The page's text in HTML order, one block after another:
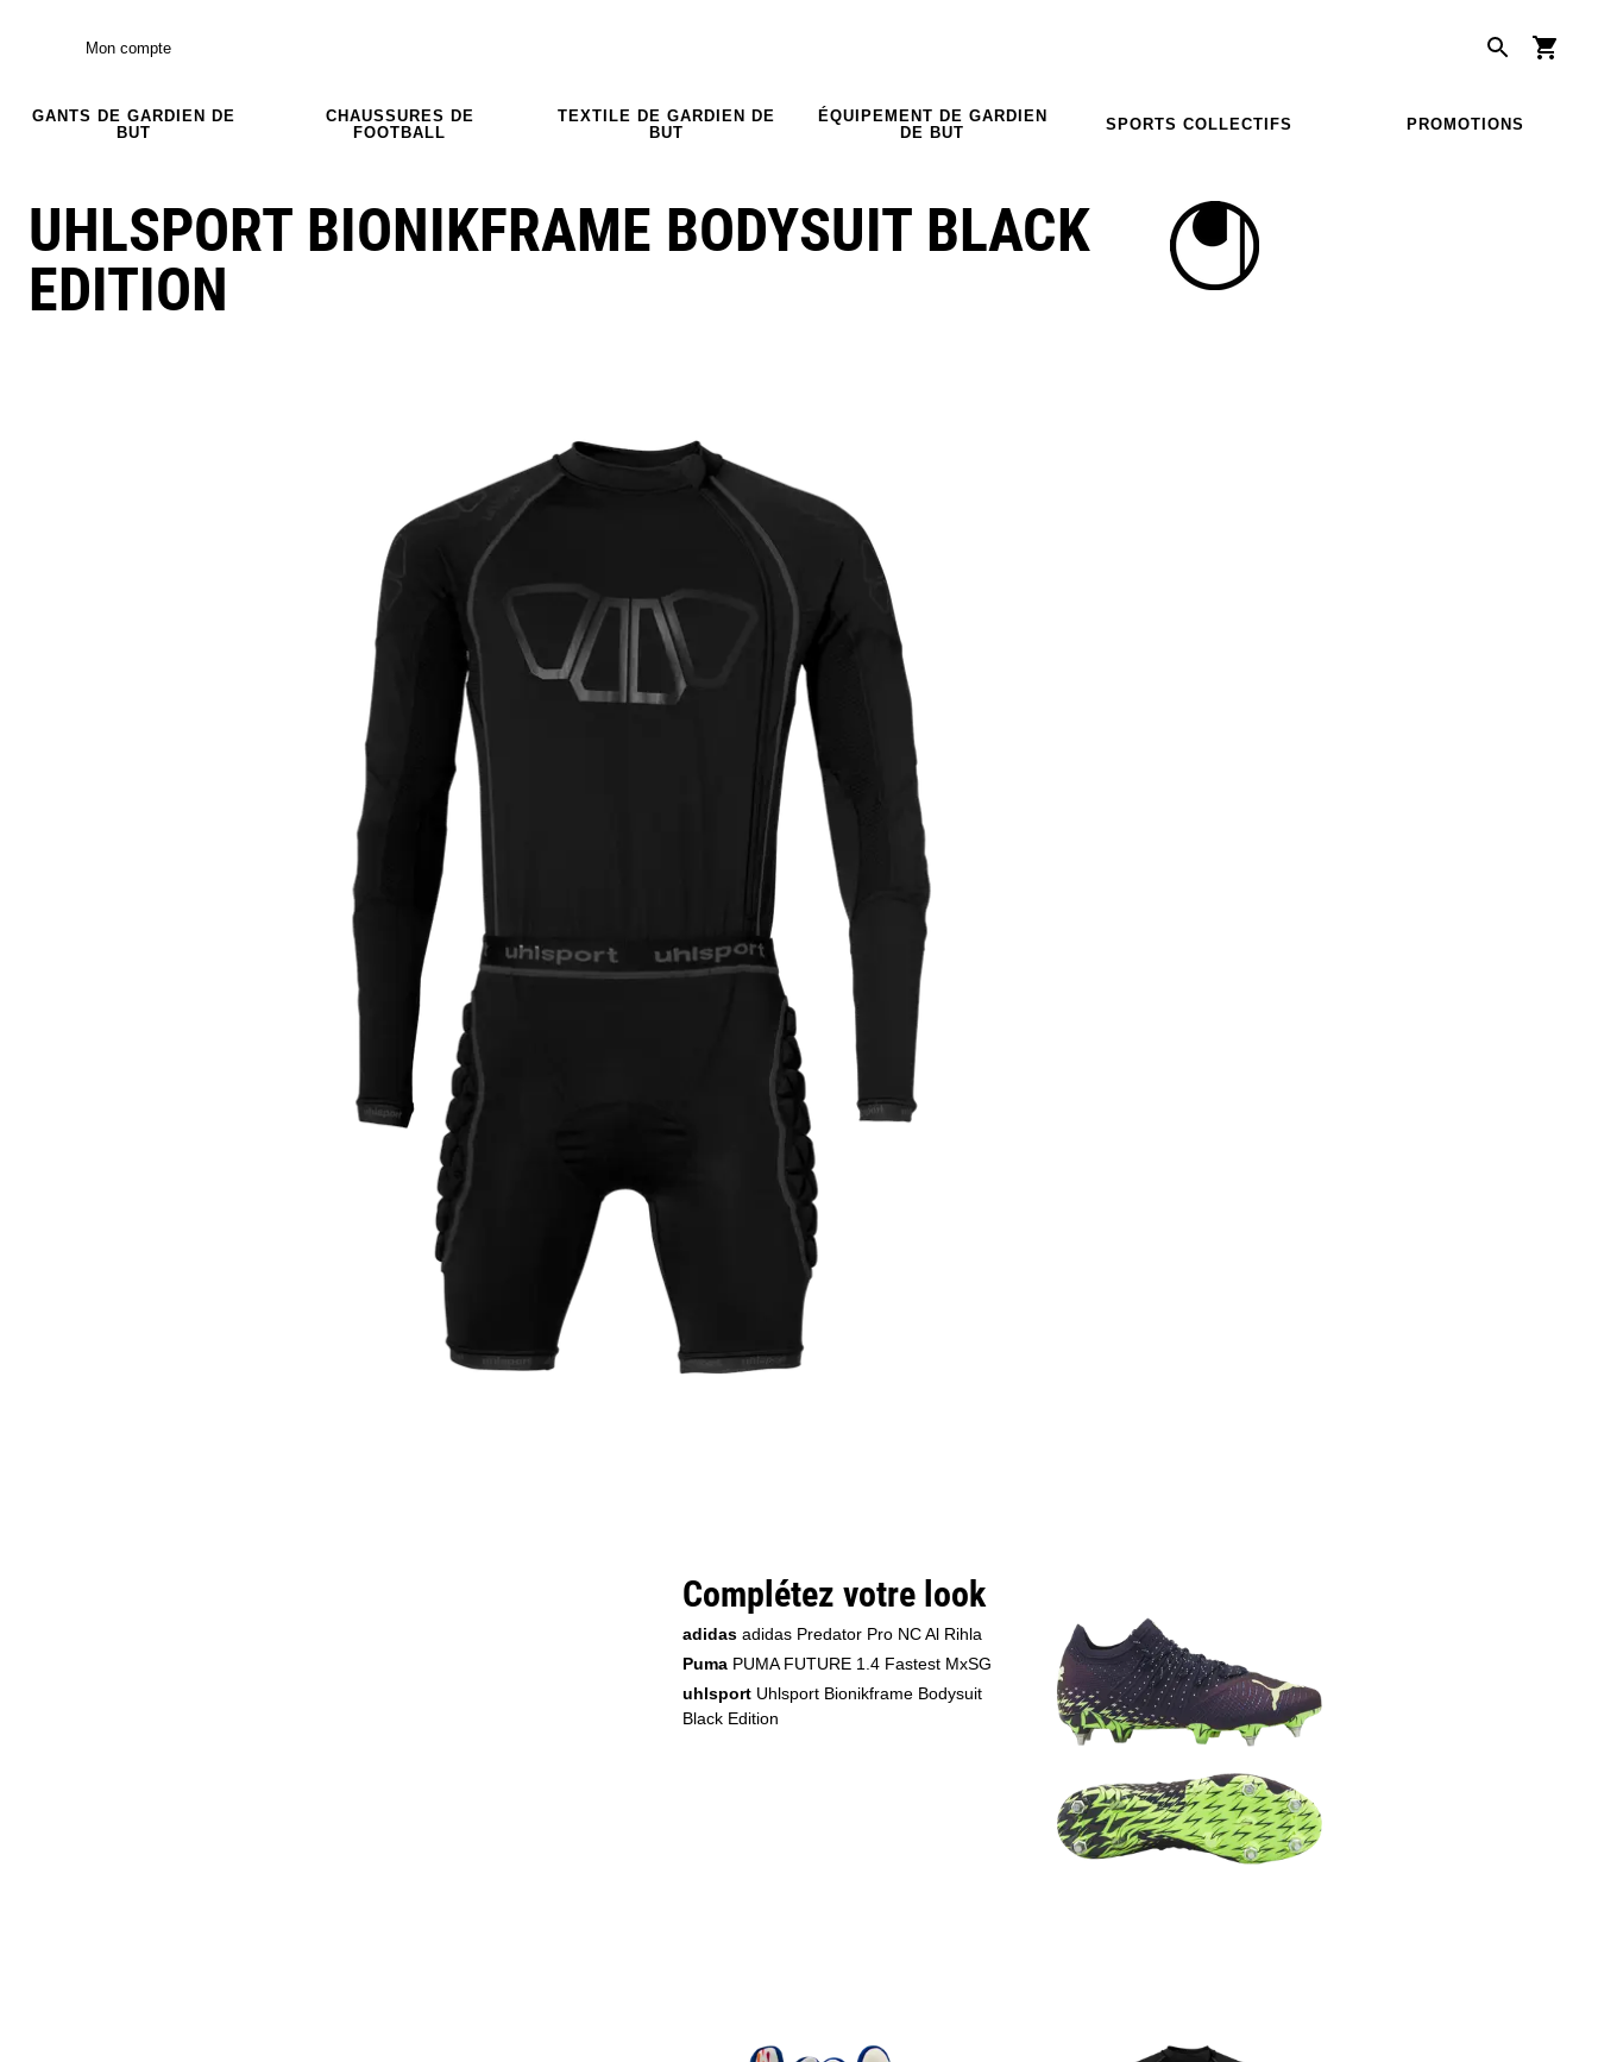
Mon compte
GANTS DE GARDIEN DE
BUT
CHAUSSURES DE
FOOTBALL
TEXTILE DE GARDIEN DE
BUT
ÉQUIPEMENT DE GARDIEN
DE BUT
SPORTS COLLECTIFS PROMOTIONS
UHLSPORT BIONIKFRAME BODYSUIT BLACK
EDITION
Complétez votre look
adidas adidas Predator Pro NC Al Rihla
Puma PUMA FUTURE 1.4 Fastest MxSG
uhlsport Uhlsport Bionikframe Bodysuit
Black Edition